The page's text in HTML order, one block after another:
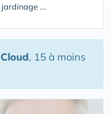
...
, 15 à moins